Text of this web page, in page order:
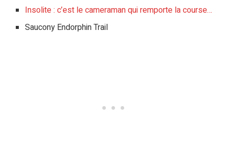
Insolite : c’est le cameraman qui remporte la course…
Saucony Endorphin Trail